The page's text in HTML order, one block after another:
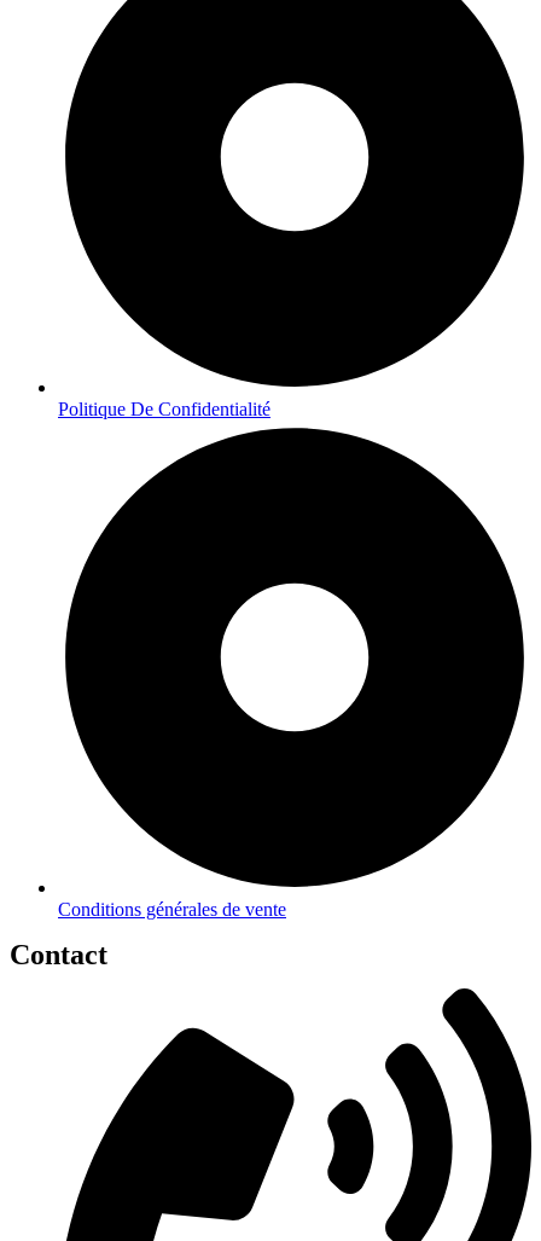
Politique De Confidentialité
Conditions générales de vente
Contact